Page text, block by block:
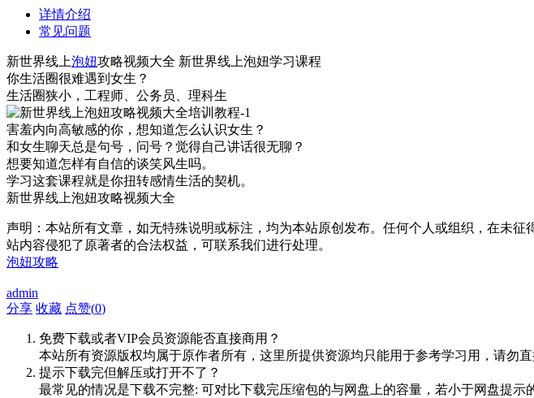
详情介绍
常见问题
新世界线上泡妞攻略视频大全 新世界线上泡妞学习课程
你生活圈很难遇到女生？
生活圈狭小，工程师、公务员、理科生
害羞内向高敏感的你，想知道怎么认识女生？
和女生聊天总是句号，问号？觉得自己讲话很无聊？
想要知道怎样有自信的谈笑风生吗。
学习这套课程就是你扭转感情生活的契机。
新世界线上泡妞攻略视频大全
声明：本站所有文章，如无特殊说明或标注，均为本站原创发布。任何个人或组织，在未
站内容侵犯了原著者的合法权益，可联系我们进行处理。
泡妞攻略
admin
分享 收藏 点赞(0)
免费下载或者VIP会员资源能否直接商用？
本站所有资源版权均属于原作者所有，这里所提供资源均只能用于参考学习用，请勿
提示下载完但解压或打开不了？
最常见的情况是下载不完整: 可对比下载完压缩包的与网盘上的容量，若小于网盘提